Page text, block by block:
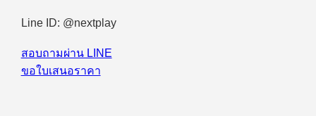
Line ID: @nextplay
สอบถามผ่าน LINE
ขอใบเสนอราคา